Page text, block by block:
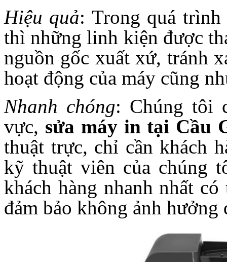
Hiệu quả: Trong quá
thì những linh kiện được
nguồn gốc xuất xứ, tránh
hoạt động của máy cũng
Nhanh chóng: Chúng tôi
vực, sửa máy in tại Cầu
thuật trực, chỉ cần khách
kỹ thuật viên của chúng
khách hàng nhanh nhất
đảm bảo không ảnh